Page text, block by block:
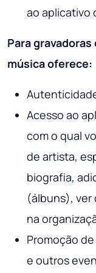
ao aplicativo
Para
música oferece:
Acesso ao
com o qual
de artista,
biografia,
(álbuns), ver
na
Promoção
e outros